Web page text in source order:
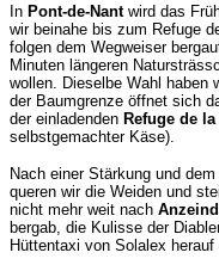
In Pont-de-Nant wird das
wir beinahe bis zum Refuge
folgen dem Wegweiser
Minuten längeren
wollen. Dieselbe Wahl haben
der Baumgrenze öffnet sich
der einladenden Refuge de la
selbstgemachter Käse).
Nach einer Stärkung und
queren wir die Weiden und
nicht mehr weit nach
bergab, die Kulisse der
Hüttentaxi von Solalex herauf